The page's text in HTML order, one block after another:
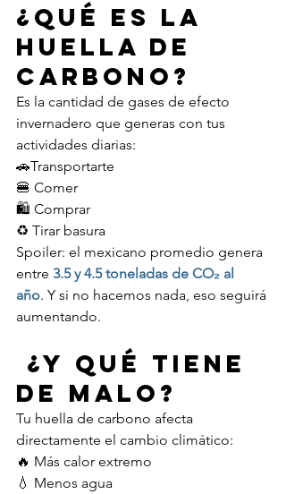
¿Qué es la
huella de
carbono?
Es la cantidad de gases de efecto
invernadero que generas con tus
actividades diarias:
🚗Transportarte
🍔 Comer
🛍 Comprar
♻️ Tirar basura
Spoiler: el mexicano promedio genera
entre 3.5 y 4.5 toneladas de CO₂ al
año. Y si no hacemos nada, eso seguirá
aumentando.
¿Y qué tiene
de malo?
Tu huella de carbono afecta
directamente el cambio climático:
🔥 Más calor extremo
💧 Menos agua